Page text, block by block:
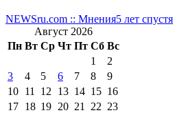
NEWSru.com :: Мнения5 лет спустя
Август 2026
Пн Вт Ср Чт Пт Сб Вс
1
2
3
4 5 6 7 8
9
10 11 12 13 14 15 16
17 18 19 20 21 22 23